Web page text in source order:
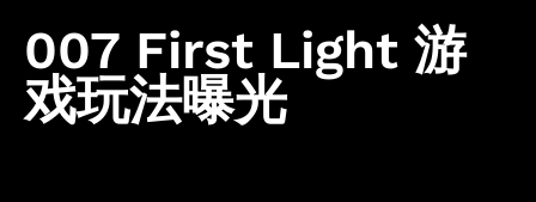
007 First Light 游
戏玩法曝光